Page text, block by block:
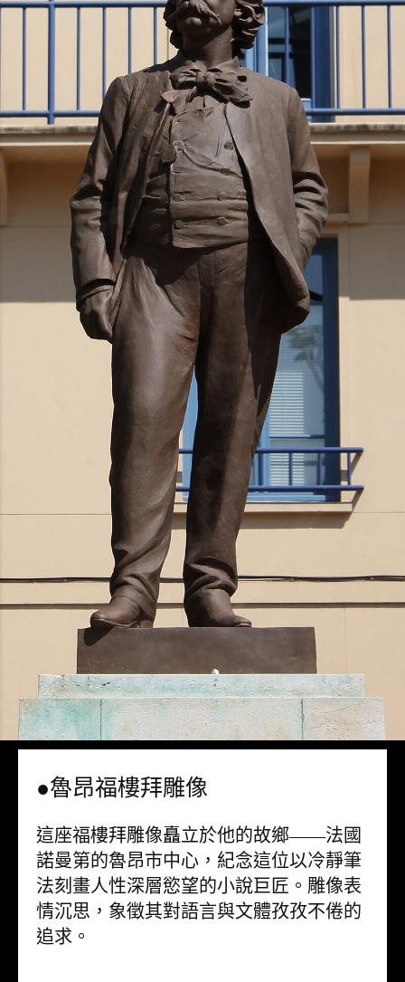
●魯昂福樓拜雕像
這座福樓拜雕像矗立於他的故鄉——法國
諾曼第的魯昂市中心，紀念這位以冷靜筆
法刻畫人性深層慾望的小說巨匠。雕像表
情沉思，象徵其對語言與文體孜孜不倦的
追求。